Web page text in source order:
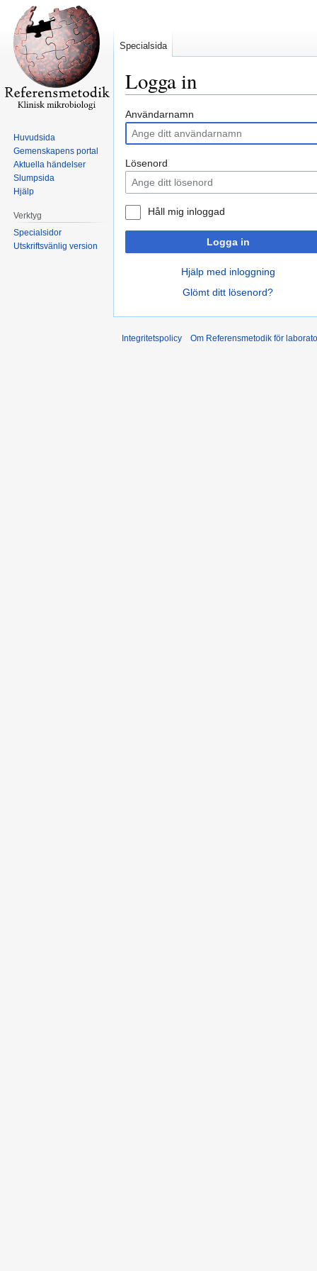
Logga in
Hoppa
till
navigering
Hoppa
till
sök
Användarnamn
Lösenord
Håll mig inloggad
Logga in
Hjälp med inloggning
Glömt ditt lösenord?
Specialsida
Huvudsida
Gemenskapens portal
Aktuella händelser
Slumpsida
Hjälp
Verktyg
Specialsidor
Utskriftsvänlig version
Integritetspolicy Om Referensmetodik för